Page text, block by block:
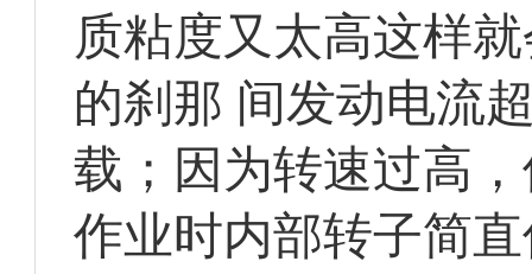
质粘度又太高这样
的刹那 间发动电流
载；因为转速过高
作业时内部转子简